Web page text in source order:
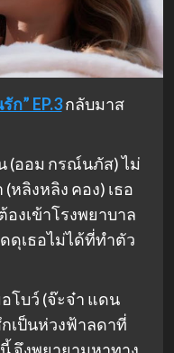
ก” EP.3 กลับมาส
(ออม กรณ์นภัส) ไม่
ลิงหลิง คอง) เธอ
งเข้าโรงพยาบาล
ดุเธอไม่ได้ที่ทำตัว
โบว์ (จ๊ะจ๋า แดน
เป็นห่วงฟ้าลดาที่